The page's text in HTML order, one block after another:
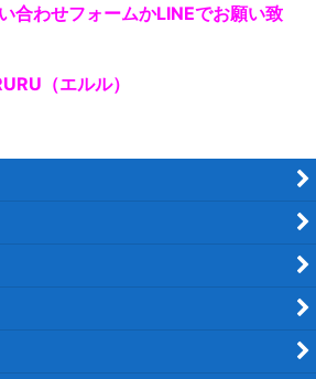
合わせフォームかLINEでお願い致
（エルル）